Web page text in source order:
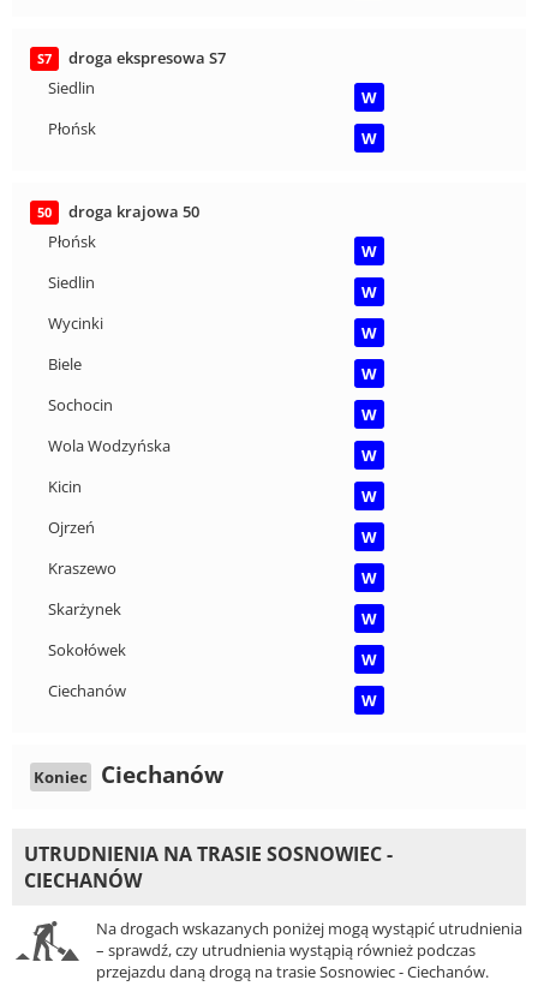
S7
droga ekspresowa S7
Siedlin
W
Płońsk
W
50
droga krajowa 50
Płońsk
W
Siedlin
W
Wycinki
W
Biele
W
Sochocin
W
Wola Wodzyńska
W
Kicin
W
Ojrzeń
W
Kraszewo
W
Skarżynek
W
Sokołówek
W
Ciechanów
W
Koniec Ciechanów
UTRUDNIENIA NA TRASIE SOSNOWIEC -
CIECHANÓW
Na drogach wskazanych poniżej mogą wystąpić utrudnienia
– sprawdź, czy utrudnienia wystąpią również podczas
przejazdu daną drogą na trasie Sosnowiec - Ciechanów.